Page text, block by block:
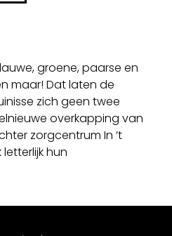
groene, paarse en
maar! Dat laten de
zich geen twee
overkapping van
zorgcentrum In ’t
hun